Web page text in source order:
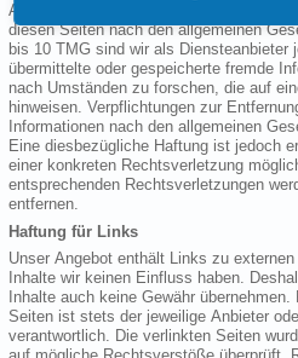
Als Diensteanbieter sind wir gemäß § 7
diesen Seiten nach den allgemeinen
bis 10 TMG sind wir als Diensteanbieter
übermittelte oder gespeicherte fremde
nach Umständen zu forschen, die auf
hinweisen. Verpflichtungen zur Entfernung oder Sperrung der Nutzung von
Informationen nach den allgemeinen
Eine diesbezügliche Haftung ist jedoch
einer konkreten Rechtsverletzung
entsprechenden Rechtsverletzungen
entfernen.
Haftung für Links
Unser Angebot enthält Links zu
Inhalte wir keinen Einfluss haben.
Inhalte auch keine Gewähr
Seiten ist stets der jeweilige Anbieter
verantwortlich. Die verlinkten Seiten